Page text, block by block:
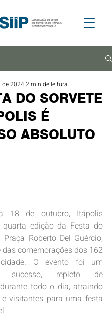
DO SORVETE
É
ABSOLUTO
de 20242 min de leitura
18 de outubro, Itápolis
edição da Festa do
Praça Roberto Del Guércio,
comemorações dos 162
O evento foi um
sucesso, repleto de
todo o dia, atraindo
visitantes para uma festa